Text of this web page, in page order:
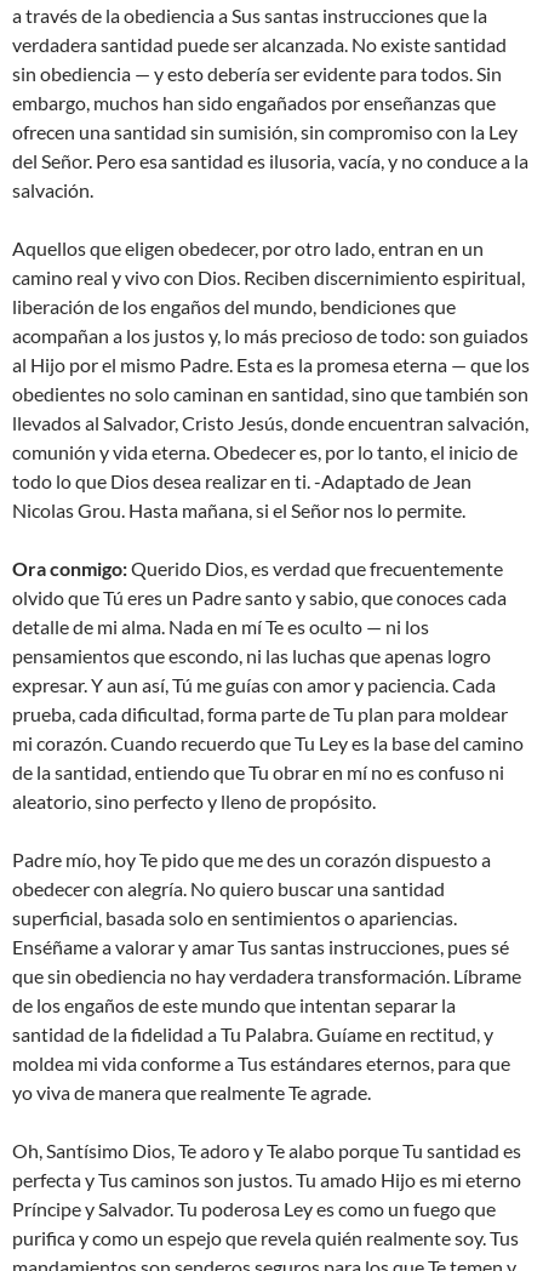
a través de la obediencia a Sus santas instrucciones que la
verdadera santidad puede ser alcanzada. No existe santidad
sin obediencia — y esto debería ser evidente para todos. Sin
embargo, muchos han sido engañados por enseñanzas que
ofrecen una santidad sin sumisión, sin compromiso con la Ley
del Señor. Pero esa santidad es ilusoria, vacía, y no conduce a la
salvación.
Aquellos que eligen obedecer, por otro lado, entran en un
camino real y vivo con Dios. Reciben discernimiento espiritual,
liberación de los engaños del mundo, bendiciones que
acompañan a los justos y, lo más precioso de todo: son guiados
al Hijo por el mismo Padre. Esta es la promesa eterna — que los
obedientes no solo caminan en santidad, sino que también son
llevados al Salvador, Cristo Jesús, donde encuentran salvación,
comunión y vida eterna. Obedecer es, por lo tanto, el inicio de
todo lo que Dios desea realizar en ti. -Adaptado de Jean
Nicolas Grou. Hasta mañana, si el Señor nos lo permite.
Ora conmigo:Querido Dios, es verdad que frecuentemente
olvido que Tú eres un Padre santo y sabio, que conoces cada
detalle de mi alma. Nada en mí Te es oculto — ni los
pensamientos que escondo, ni las luchas que apenas logro
expresar. Y aun así, Tú me guías con amor y paciencia. Cada
prueba, cada dificultad, forma parte de Tu plan para moldear
mi corazón. Cuando recuerdo que Tu Ley es la base del camino
de la santidad, entiendo que Tu obrar en mí no es confuso ni
aleatorio, sino perfecto y lleno de propósito.
Padre mío, hoy Te pido que me des un corazón dispuesto a
obedecer con alegría. No quiero buscar una santidad
superficial, basada solo en sentimientos o apariencias.
Enséñame a valorar y amar Tus santas instrucciones, pues sé
que sin obediencia no hay verdadera transformación. Líbrame
de los engaños de este mundo que intentan separar la
santidad de la fidelidad a Tu Palabra. Guíame en rectitud, y
moldea mi vida conforme a Tus estándares eternos, para que
yo viva de manera que realmente Te agrade.
Oh, Santísimo Dios, Te adoro y Te alabo porque Tu santidad es
perfecta y Tus caminos son justos. Tu amado Hijo es mi eterno
Príncipe y Salvador. Tu poderosa Ley es como un fuego que
purifica y como un espejo que revela quién realmente soy. Tus